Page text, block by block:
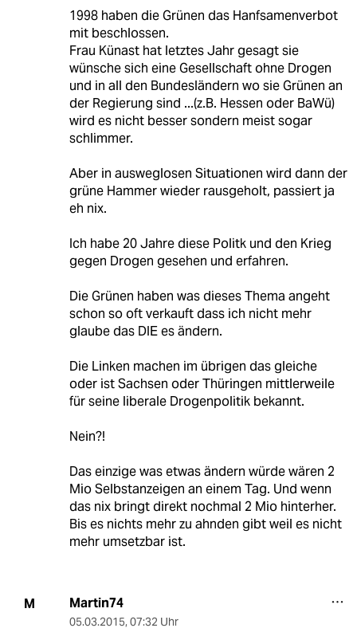
1998 haben die Grünen das Hanfsamenverbot
mit beschlossen.
Frau Künast hat letztes Jahr gesagt sie
wünsche sich eine Gesellschaft ohne Drogen
und in all den Bundesländern wo sie Grünen an
der Regierung sind ...(z.B. Hessen oder BaWü)
wird es nicht besser sondern meist sogar
schlimmer.
Aber in ausweglosen Situationen wird dann der
grüne Hammer wieder rausgeholt, passiert ja
eh nix.
Ich habe 20 Jahre diese Politk und den Krieg
gegen Drogen gesehen und erfahren.
Die Grünen haben was dieses Thema angeht
schon so oft verkauft dass ich nicht mehr
glaube das DIE es ändern.
Die Linken machen im übrigen das gleiche
oder ist Sachsen oder Thüringen mittlerweile
für seine liberale Drogenpolitik bekannt.
Nein?!
Das einzige was etwas ändern würde wären 2
Mio Selbstanzeigen an einem Tag. Und wenn
das nix bringt direkt nochmal 2 Mio hinterher.
Bis es nichts mehr zu ahnden gibt weil es nicht
mehr umsetzbar ist.
M Martin74
05.03.2015, 07:32 Uhr